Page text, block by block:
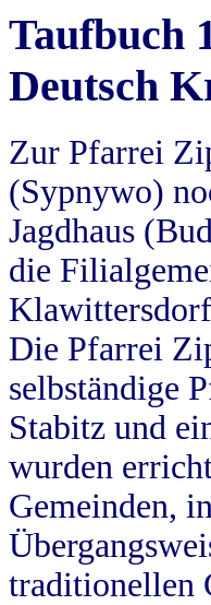
Taufbuch
Deutsch
Zur Pfarrei
(Sypnywo)
Jagdhaus
die
Die Pfarrei
selbständige
Stabitz und
wurden
Gemeinden,
traditionellen